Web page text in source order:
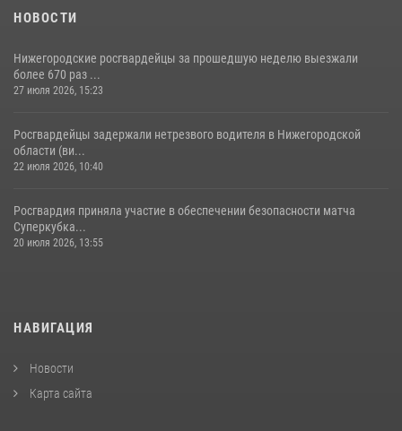
НОВОСТИ
Нижегородские росгвардейцы за прошедшую неделю выезжали
более 670 раз ...
27 июля 2026, 15:23
Росгвардейцы задержали нетрезвого водителя в Нижегородской
области (ви...
22 июля 2026, 10:40
Росгвардия приняла участие в обеспечении безопасности матча
Суперкубка...
20 июля 2026, 13:55
НАВИГАЦИЯ
Новости
Карта сайта